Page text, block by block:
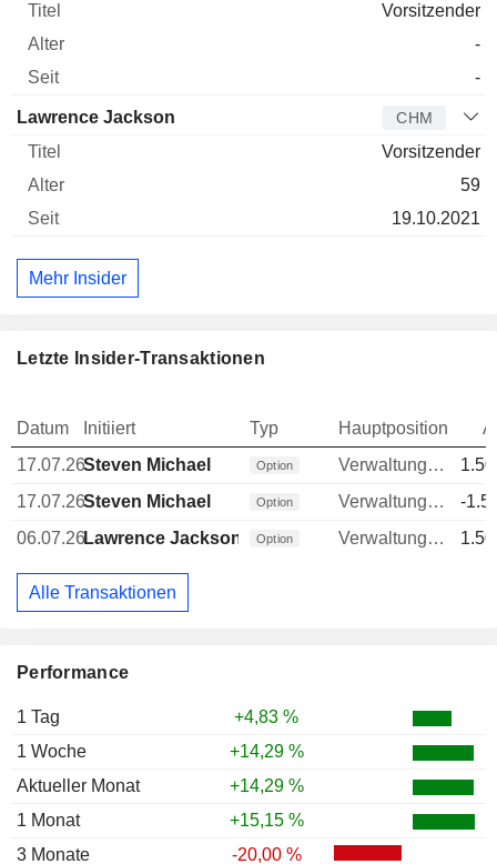
Performance
1 Tag
+4,83 %
1 Woche
+14,29 %
Aktueller Monat
+14,29 %
1 Monat
+15,15 %
3 Monate
-20,00 %
Vorsitzender
-
-
Lawrence Jackson CHM
Vorsitzender
59
19.10.2021
Mehr Insider
Letzte Insider-Transaktionen
Datum Initiiert Typ Hauptposition
17.07.26Steven Michael Option Verwaltungsratsmitglied
17.07.26Steven Michael Option Verwaltungsratsmitglied
-
06.07.26Lawrence Jackson Option Verwaltungsratsmitglied
Alle Transaktionen